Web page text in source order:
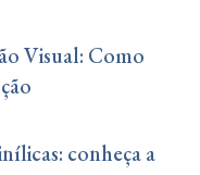
Visual: Como
conheça a